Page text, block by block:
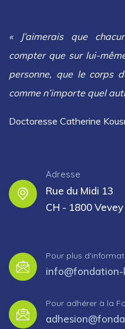
« J’aimerais que
compter que sur lui-
personne, que le corps
comme n’importe quel
Doctoresse Catherine
Adresse
Rue du Midi 13
CH - 1800 Vevey
Pour plus
info@fondation-
Pour adhérer à la